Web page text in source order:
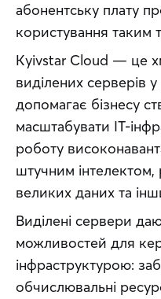
абонентську плату
користування таким
Kyivstar Cloud — це
виділених серверів
допомагає бізнесу
масштабувати ІТ-
роботу
штучним
великих даних та
Виділені сервери
можливостей для
інфраструктурою:
обчислювальні